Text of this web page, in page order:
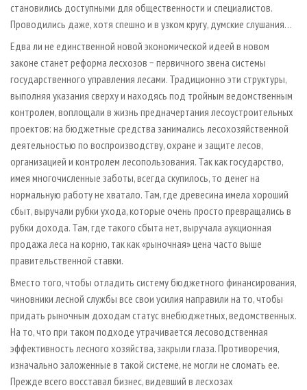
становились доступными для общественности и специалистов.
Проводились даже, хотя спешно и в узком кругу, думские слушания…
Едва ли не единственной новой экономической идеей в новом
законе станет реформа лесхозов − первичного звена системы
государственного управления лесами. Традиционно эти структуры,
выполняя указания сверху и находясь под тройным ведомственным
контролем, воплощали в жизнь предначертания лесоустроительных
проектов: на бюджетные средства занимались лесохозяйственной
деятельностью по воспроизводству, охране и защите лесов,
организацией и контролем лесопользования. Так как государство,
имея многочисленные заботы, всегда скупилось, то денег на
нормальную работу не хватало. Там, где древесина имела хороший
сбыт, выручали рубки ухода, которые очень просто превращались в
рубки дохода. Там, где такого сбыта нет, выручала аукционная
продажа леса на корню, так как «рыночная» цена часто выше
правительственной ставки.
Вместо того, чтобы отладить систему бюджетного финансирования,
чиновники лесной службы все свои усилия направили на то, чтобы
придать рыночным доходам статус внебюджетных, ведомственных.
На то, что при таком подходе утрачивается лесоводственная
эффективность лесного хозяйства, закрыли глаза. Противоречия,
изначально заложенные в такой системе, не могли не сломать ее.
Прежде всего восставал бизнес, видевший в лесхозах